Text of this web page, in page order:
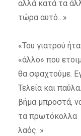
αλλά κατά τα
τώρα αυτό…»
«Του γιατρού
«άλλο» που
θα σφαχτούμε.
Τελεία και
βήμα μπροστά,
τα πρωτόκολλα
λαός. »